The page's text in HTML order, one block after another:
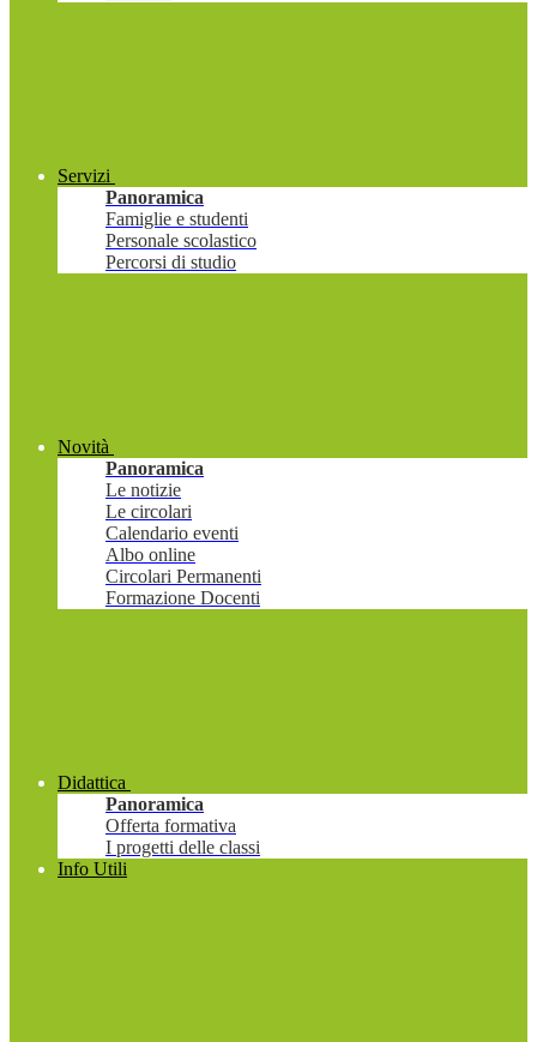
Servizi
Panoramica
Famiglie e studenti
Personale scolastico
Percorsi di studio
Novità
Panoramica
Le notizie
Le circolari
Calendario eventi
Albo online
Circolari Permanenti
Formazione Docenti
Didattica
Panoramica
Offerta formativa
I progetti delle classi
Info Utili